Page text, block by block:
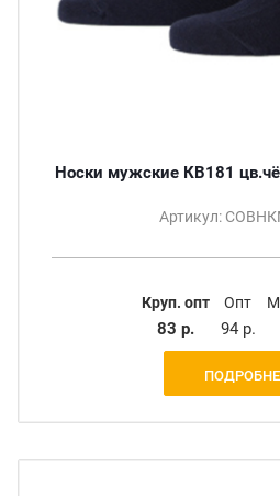
Носки мужские КВ181
Артикул:
Круп. опт
83 р.
Опт
94 р.